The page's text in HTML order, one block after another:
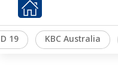
19 KBC Australia